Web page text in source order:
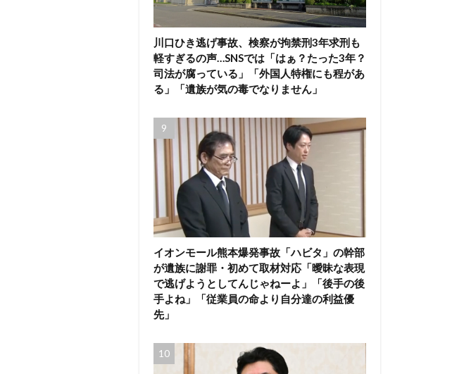
川口ひき逃げ事故、検察が拘禁刑3年求刑も
軽すぎるの声…SNSでは「はぁ？たった3年？
司法が腐っている」「外国人特権にも程があ
る」「遺族が気の毒でなりません」
イオンモール熊本爆発事故「ハビタ」の幹部
が遺族に謝罪・初めて取材対応「曖昧な表現
で逃げようとしてんじゃねーよ」「後手の後
手よね」「従業員の命より自分達の利益優
先」